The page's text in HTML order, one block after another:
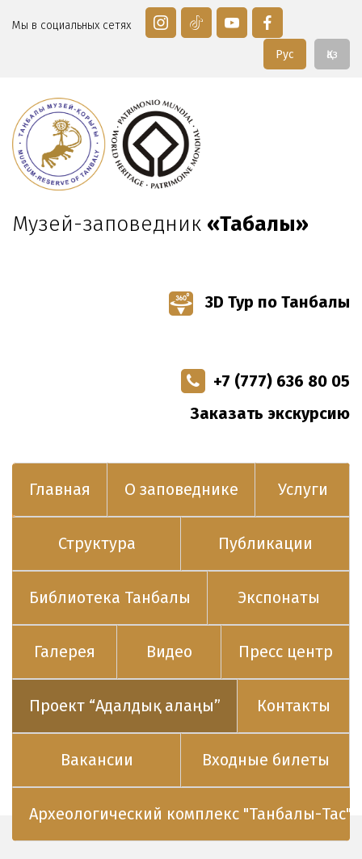
Мы в социальных сетях
Қаз
Рус
Музей-заповедник «Таңбалы»
3D Тур по Танбалы
+7 (777) 636 80 05
Заказать экскурсию
Главная О заповеднике Услуги
Структура Публикации
Библиотека Танбалы Экспонаты
Галерея Видео Пресс центр
Проект “Адалдық алаңы” Контакты
Вакансии Входные билеты
Археологический комплекс "Танбалы-Тас"